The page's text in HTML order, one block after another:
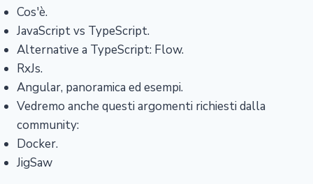
Cos'è.
JavaScript vs TypeScript.
Alternative a TypeScript: Flow.
RxJs.
Angular, panoramica ed esempi.
Vedremo anche questi argomenti richiesti dalla
community:
Docker.
JigSaw